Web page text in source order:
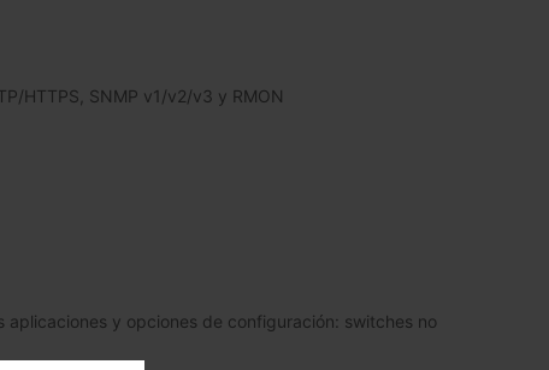
HTTPS, SNMP v1/v2/v3 y RMON
y opciones de configuración: switches no